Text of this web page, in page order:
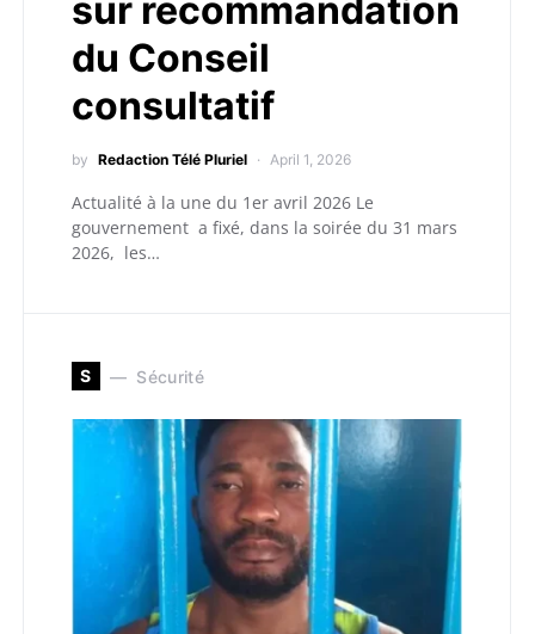
sur recommandation
du Conseil
consultatif
by Redaction Télé Pluriel April 1, 2026
Actualité à la une du 1er avril 2026 Le
gouvernement a fixé, dans la soirée du 31 mars
2026, les…
S Sécurité